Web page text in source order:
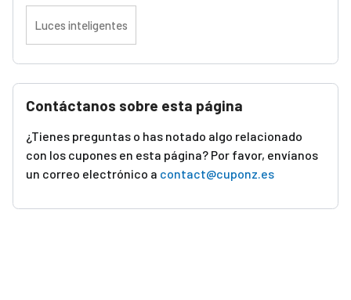
Luces inteligentes
Contáctanos sobre esta página
¿Tienes preguntas o has notado algo relacionado
con los cupones en esta página? Por favor, envíanos
un correo electrónico a contact@cuponz.es